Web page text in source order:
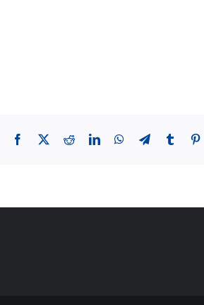
Facebook
X RedditLinkedInWhatsApp
TelegramTumblr